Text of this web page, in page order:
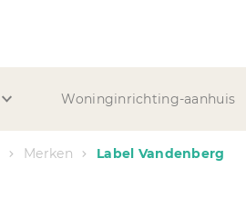
Woninginrichting-aanhuis
Merken Label Vandenberg